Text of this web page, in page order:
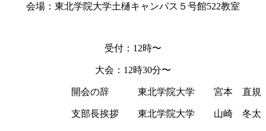
会場：東北学院大学土樋キャンパス５号館522教室
受付： 12時〜
大会： 12時30分〜
開会の辞 東北学院大学 宮本 直規
支部長挨拶 東北学院大学 山崎 冬太